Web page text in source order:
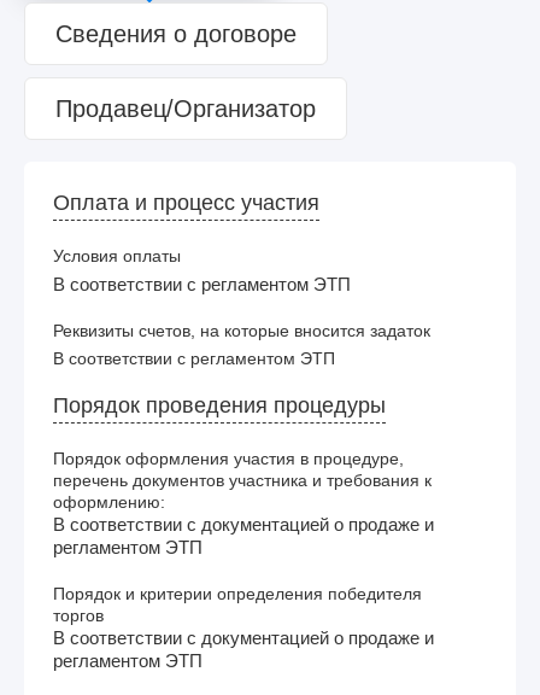
Сведения о договоре
Продавец/Организатор
Оплата и процесс участия
Условия оплаты
В соответствии с регламентом ЭТП
Реквизиты счетов, на которые вносится задаток
В соответствии с регламентом ЭТП
Порядок проведения процедуры
Порядок оформления участия в процедуре,
перечень документов участника и требования к
оформлению:
В соответствии с документацией о продаже и
регламентом ЭТП
Порядок и критерии определения победителя
торгов
В соответствии с документацией о продаже и
регламентом ЭТП